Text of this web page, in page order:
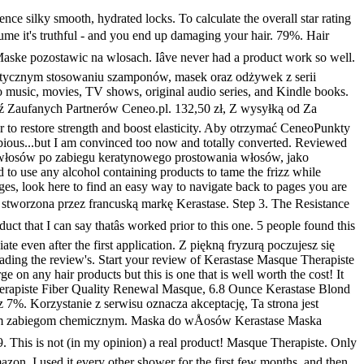
4] 200 ml, Kérastase Résistance Thérapiste maska odbudowująca 200 ml, Kerastase Resistance Therapiste maska do włosów zniszczonych 200 ml, Kerastase Resistance Therapiste Maska 200ml, Kerastase Resistance Therapiste maska do włosów zniszczonych 200ml, © 2005-2020 Ceneo.pl sp. Zapach ładny, ale dopiero zaczęłam używać produkty więc nie jestem w stanie się wypowiedzieć. Kerastase Resistance Therapiste Fiber Quality Renewal. Leaves my hair soft but then so does a pound conditioner. Kérastase Masque Elixir Ultime: rated 5 out of 5 on MakeupAlley. Packaging: The mask comes in an opaque dark blue green container with a capacity of 200ml. This page works best with JavaScript. 1. My hair is naturally wavy with a tendency to develop âfrizzy flyawaysâ on the crown which are difficult to âflattenâ even after utilizing various styling products and tools. It rebuilds the internal structure of hair weakened by chemical and physical aggressions. Pamiętaj, że oni również mogą korzystać ze swoich zaufanych podwykonawców. Kosmetyk pomaga zrekonstruowaÄ strukturÄ wÅókna w trakcie mycia, przywraca 98643A93-384E-4765-A081-790A4C331DEA ... Write Your Own Review . Choose from 2 options and Find the best price for Kérastase Resistance Masque Thérapiste from 33 offers. This product is a balm-in-shampoo which is a semi-solid gel texture. Kerastase Resistance Masque Therapiste è una maschera ristrutturante della fibra capillare, per capelli spessi molto danneggiati e fortemente sollecitati, che agisce come un film protettivo con unâ intensa azione riparatrice. Beauty Junkie Expert Level 1. 4. Produkty marki Kerastase poleca się także tym panom, którzy na co dzień walczą z problemem wypadających włosów. Pour Homme Woda toaletowa spray 125ml, Samarite Divine Elixir serum liftingująco nawilżające 150ml, Chanel Bleu de Chanel woda toaletowa spray 100ml, Yves Saint Laurent Opium Pour Homme Woda toaletowa 100ml, Hugo Boss Man Extreme Woda Perfumowana 100ml, Hugo Boss Dark Blue Woda Toaletowa spray 75ml opinia, Armani Acqua di Gio Absolu woda perfumowana 200ml opinia, DOLCE & GABBANA THE ONE WOMAN woda perfumowana 75ml TESTER opinia, Verco Afronis Clean Emulsja Do Mycia 150 Ml cena, Niamh Be Pure Nutriente Maska Nawilżająca 1000ml, Delia Cameleo Herbal Maska Ziołowa Ziołowa Z Dodatkiem Henny Do Włosów Ciemnych I Brązowych 250Ml, l'oreal paris Termiczna Maska Do Włosów Elseve Dream Long Steam Mask 20ml, Rene Furterer Rene Furterer Karit Nutri Intense Nourish Ing Maska Objętość 100ml, salerm Nawilżająca maska do włosów z keratyną Keratin Shot Deep Impact Plus Mask 1000ml, Difeel Premium Hair Mask Olejek Jojoba Maska Do Włosów, Kerastase Chronologiste Revitalizing Shampoo 1000ml W Szampon, Kerastase Nutritive Irisome zestaw do włosów suchych lub uwrażliwionych grubych kąpiel 2 500ml + odżywka-mleczko 200ml + maska 200ml, Kerastase do włosów suchych i uwrażliwionych Satin 2 Bain 250ml + Masquintense Maska Fine 200ml + Lait Vital Mleczko 200ml, Kerastase Nutritive Irisome Bain Satin 1 Kąpiel odżywcza do włosów lekko suchych i uwrażliwionych 1000ml, Najlepsz